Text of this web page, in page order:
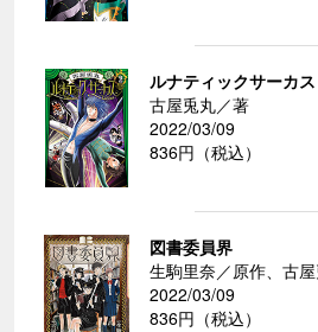
ルナティックサーカ
古屋兎丸／著
2022/03/09
836円（税込）
図書委員界
生駒里奈／原作、古
2022/03/09
836円（税込）